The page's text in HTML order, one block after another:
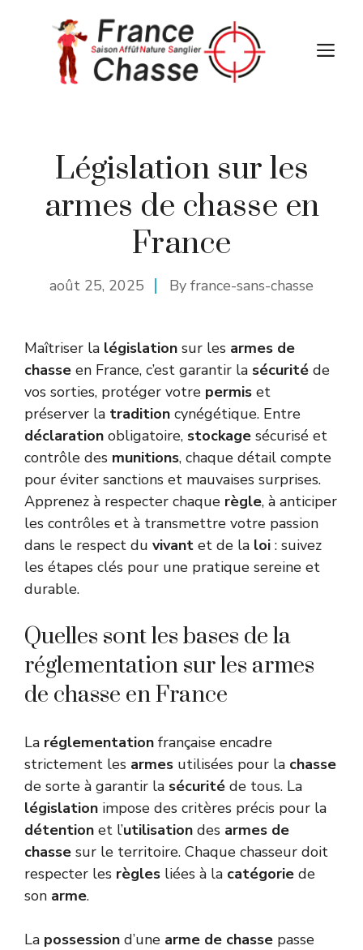
Législation sur les
armes de chasse en
France
août 25, 2025 By france-sans-chasse
Maîtriser la législation sur les armes de
chasse en France, c’est garantir la sécurité de
vos sorties, protéger votre permis et
préserver la tradition cynégétique. Entre
déclaration obligatoire, stockage sécurisé et
contrôle des munitions, chaque détail compte
pour éviter sanctions et mauvaises surprises.
Apprenez à respecter chaque règle, à anticiper
les contrôles et à transmettre votre passion
dans le respect du vivant et de la loi : suivez
les étapes clés pour une pratique sereine et
durable.
Quelles sont les bases de la
réglementation sur les armes
de chasse en France
La réglementation française encadre
strictement les armes utilisées pour la chasse
de sorte à garantir la sécurité de tous. La
législation impose des critères précis pour la
détention et l’utilisation des armes de
chasse sur le territoire. Chaque chasseur doit
respecter les règles liées à la catégorie de
son arme.
La possession d’une arme de chasse passe